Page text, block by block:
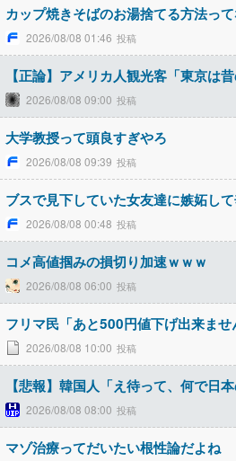
カップ焼きそばのお湯捨てる方法っ
2026/08/08 01:46
【正論】アメリカ人観光客「東京は
2026/08/08 09:00
大学教授って頭良すぎやろ
2026/08/08 09:39
ブスで見下していた女友達に嫉妬し
2026/08/08 00:48
コメ高値掴みの損切り加速ｗｗｗ
2026/08/08 06:00
フリマ民「あと500円値下げ出来ませ
2026/08/08 10:00
【悲報】韓国人「え待って、何で日
2026/08/08 08:00
マゾ治療ってだいたい根性論だよね